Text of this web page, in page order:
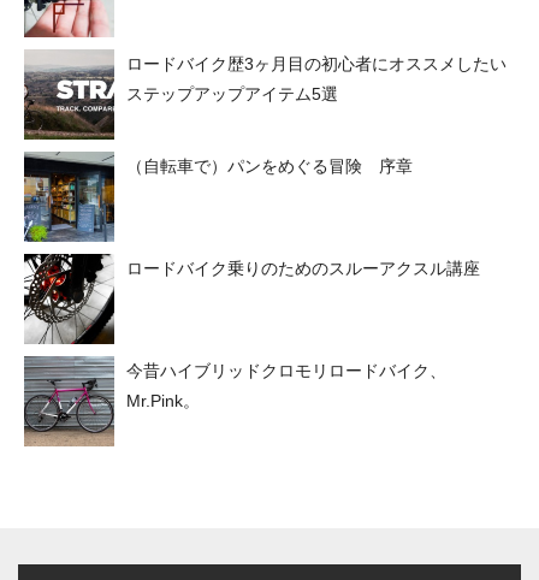
ロードバイク歴3ヶ月目の初心者にオススメしたい
ステップアップアイテム5選
（自転車で）パンをめぐる冒険 序章
ロードバイク乗りのためのスルーアクスル講座
今昔ハイブリッドクロモリロードバイク、
Mr.Pink。